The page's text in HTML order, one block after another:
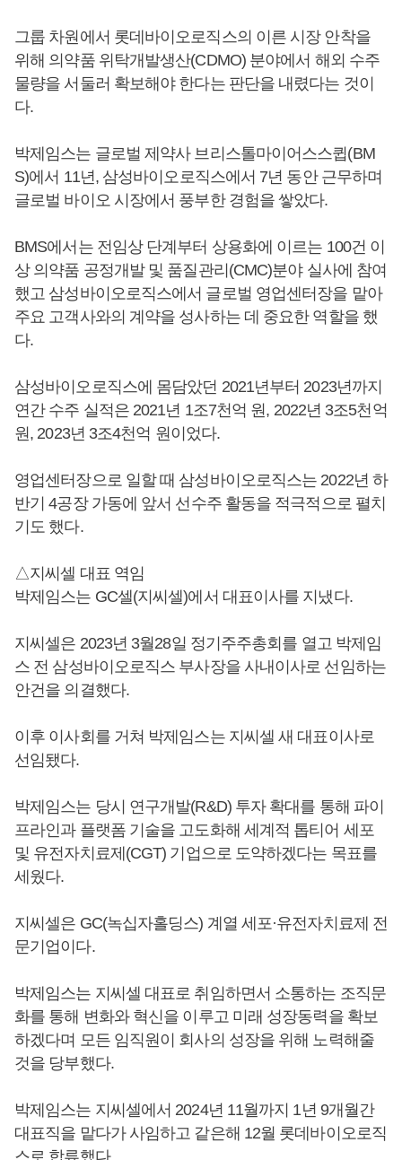
그룹 차원에서 롯데바이오로직스의 이른 시장 안착을
위해 의약품 위탁개발생산(CDMO) 분야에서 해외 수주
물량을 서둘러 확보해야 한다는 판단을 내렸다는 것이
다.
박제임스는 글로벌 제약사 브리스톨마이어스스큅(BM
S)에서 11년, 삼성바이오로직스에서 7년 동안 근무하며
글로벌 바이오 시장에서 풍부한 경험을 쌓았다.
BMS에서는 전임상 단계부터 상용화에 이르는 100건 이
상 의약품 공정개발 및 품질관리(CMC)분야 실사에 참여
했고 삼성바이오로직스에서 글로벌 영업센터장을 맡아
주요 고객사와의 계약을 성사하는 데 중요한 역할을 했
다.
삼성바이오로직스에 몸담았던 2021년부터 2023년까지
연간 수주 실적은 2021년 1조7천억 원, 2022년 3조5천억
원, 2023년 3조4천억 원이었다.
영업센터장으로 일할 때 삼성바이오로직스는 2022년 하
반기 4공장 가동에 앞서 선수주 활동을 적극적으로 펼치
기도 했다.
△지씨셀 대표 역임
박제임스는 GC셀(지씨셀)에서 대표이사를 지냈다.
지씨셀은 2023년 3월28일 정기주주총회를 열고 박제임
스 전 삼성바이오로직스 부사장을 사내이사로 선임하는
안건을 의결했다.
이후 이사회를 거쳐 박제임스는 지씨셀 새 대표이사로
선임됐다.
박제임스는 당시 연구개발(R&D) 투자 확대를 통해 파이
프라인과 플랫폼 기술을 고도화해 세계적 톱티어 세포
및 유전자치료제(CGT) 기업으로 도약하겠다는 목표를
세웠다.
지씨셀은 GC(녹십자홀딩스) 계열 세포·유전자치료제 전
문기업이다.
박제임스는 지씨셀 대표로 취임하면서 소통하는 조직문
화를 통해 변화와 혁신을 이루고 미래 성장동력을 확보
하겠다며 모든 임직원이 회사의 성장을 위해 노력해줄
것을 당부했다.
박제임스는 지씨셀에서 2024년 11월까지 1년 9개월간
대표직을 맡다가 사임하고 같은해 12월 롯데바이오로직
스로 합류했다.